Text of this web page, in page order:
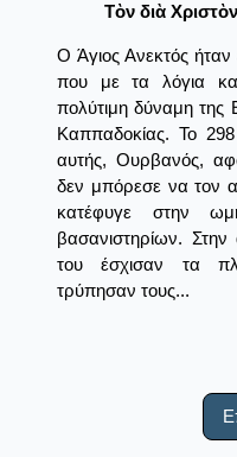
Τὸν διὰ
O Άγιος Ανεκτός
που με τα λόγια
πολύτιμη δύναμη της
Καππαδοκίας. Το
αυτής, Ουρβανός,
δεν μπόρεσε να τον
κατέφυγε στην
βασανιστηρίων.
του έσχισαν τα
τρύπησαν τους...